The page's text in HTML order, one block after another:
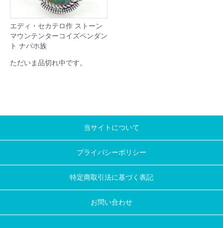
エディ・セカテロ作 ストーン
マウンテンターコイズペンダン
ト ナバホ族
ただいま品切れ中です。
当サイトについて
プライバシーポリシー
特定商取引法に基づく表記
お問い合わせ